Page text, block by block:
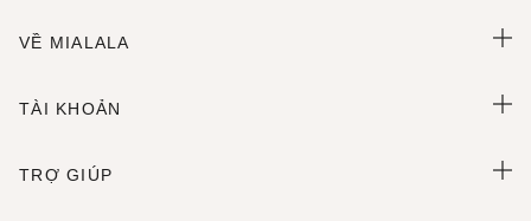
VỀ MIALALA
TÀI KHOẢN
TRỢ GIÚP